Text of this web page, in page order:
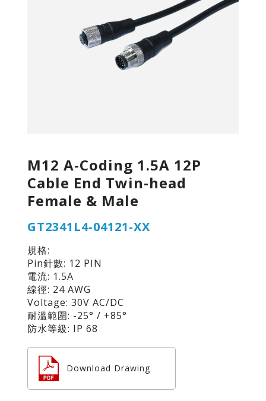
M12 A-Coding 1.5A 12P
Cable End Twin-head
Female & Male
GT2341L4-04121-XX
規格:
Pin針數: 12 PIN
電流: 1.5A
線徑: 24 AWG
Voltage: 30V AC/DC
耐溫範圍: -25° / +85°
防水等級: IP 68
Download Drawing